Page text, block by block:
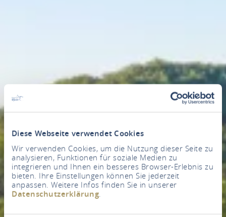
Diese Webseite verwendet Cookies
Wir verwenden Cookies, um die Nutzung dieser Seite zu
analysieren, Funktionen für soziale Medien zu
integrieren und Ihnen ein besseres Browser-Erlebnis zu
bieten. Ihre Einstellungen können Sie jederzeit
anpassen. Weitere Infos finden Sie in unserer
Datenschutzerklärung.